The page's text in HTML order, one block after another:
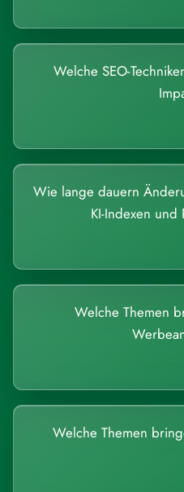
Welche SEO-
Wie lange dauern
KI-Indexen und
Welche Themen
Welche Themen